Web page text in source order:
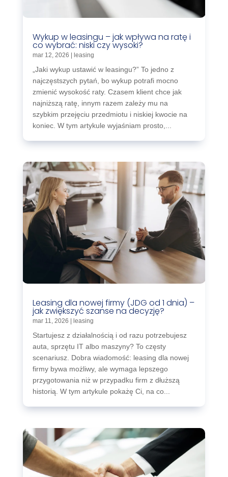
Wykup w leasingu – jak wpływa na ratę i
co wybrać: niski czy wysoki?
mar 12, 2026 | leasing
„Jaki wykup ustawić w leasingu?” To jedno z
najczęstszych pytań, bo wykup potrafi mocno
zmienić wysokość raty. Czasem klient chce jak
najniższą ratę, innym razem zależy mu na
szybkim przejęciu przedmiotu i niskiej kwocie na
koniec. W tym artykule wyjaśniam prosto,...
Leasing dla nowej firmy (JDG od 1 dnia) –
jak zwiększyć szanse na decyzję?
mar 11, 2026 leasing
Startujesz z działalnością i od razu potrzebujesz
auta, sprzętu IT albo maszyny? To częsty
scenariusz. Dobra wiadomość: leasing dla nowej
firmy bywa możliwy, ale wymaga lepszego
przygotowania niż w przypadku firm z dłuższą
historią. W tym artykule pokażę Ci, na co...